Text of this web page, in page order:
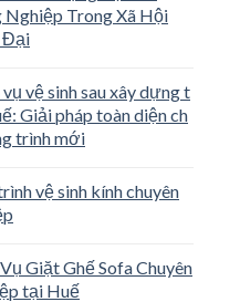
Nghiệp Trong Xã Hội
Đại
vệ sinh sau xây dựng t
Giải pháp toàn diện ch
trình mới
vệ sinh kính chuyên
Giặt Ghế Sofa Chuyên
tại Huế